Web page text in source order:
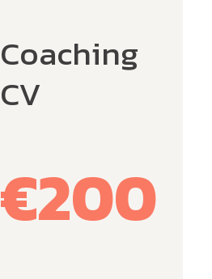
Coaching
CV
€200